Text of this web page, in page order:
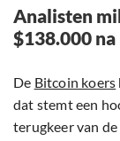
Analisten
$138.000
De Bitcoin koers
dat stemt een
terugkeer van